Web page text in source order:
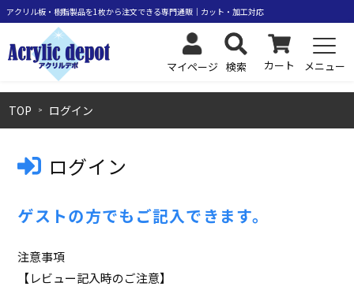
マイページ 検索 カート メニュー
TOP ログイン
ログイン
ゲストの方でもご記入できます。
注意事項
【レビュー記入時のご注意】